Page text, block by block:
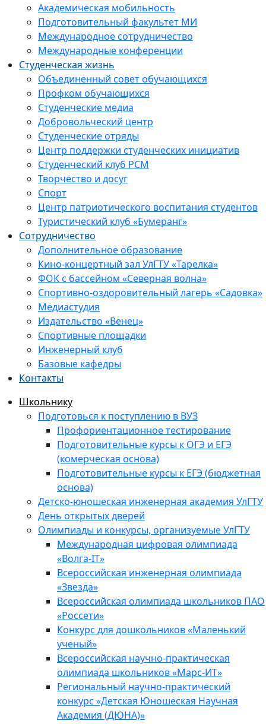
Академическая мобильность
Подготовительный факультет МИ
Международное сотрудничество
Международные конференции
Студенческая жизнь
Объединенный совет обучающихся
Профком обучающихся
Студенческие медиа
Добровольческий центр
Студенческие отряды
Центр поддержки студенческих инициатив
Студенческий клуб РСМ
Творчество и досуг
Спорт
Центр патриотического воспитания студентов
Туристический клуб «Бумеранг»
Сотрудничество
Дополнительное образование
Кино-концертный зал УлГТУ «Тарелка»
ФОК с бассейном «Северная волна»
Спортивно-оздоровительный лагерь «Садовка»
Медиастудия
Издательство «Венец»
Спортивные площадки
Инженерный клуб
Базовые кафедры
Контакты
Школьнику
Подготовься к поступлению в ВУЗ
Профориентационное тестирование
Подготовительные курсы к ОГЭ и ЕГЭ
(комерческая основа)
Подготовительные курсы к ЕГЭ (бюджетная
основа)
Детско-юношеская инженерная академия УлГТУ
День открытых дверей
Олимпиады и конкурсы, организуемые УлГТУ
Международная цифровая олимпиада
«Волга-IT»
Всероссийская инженерная олимпиада
«Звезда»
Всероссийская олимпиада школьников ПАО
«Россети»
Конкурс для дошкольников «Маленький
ученый»
Всероссийская научно-практическая
олимпиада школьников «Марс-ИТ»
Региональный научно-практический
конкурс «Детская Юношеская Научная
Академия (ДЮНА)»